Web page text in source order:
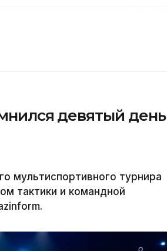
девятый день
мультиспортивного турнира
тактики и командной